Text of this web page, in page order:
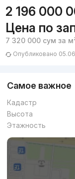
2 196 000
Цена по
7 320 000 сум за
Опубликовано
Самое важное
Кадастр
Высота
Этажность